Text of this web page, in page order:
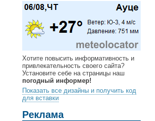
Хотите повысить информативность и
привлекательность своего сайта?
Установите себе на страницы наш
погодный информер!
Показать все дизайны и получить код
для вставки
Реклама